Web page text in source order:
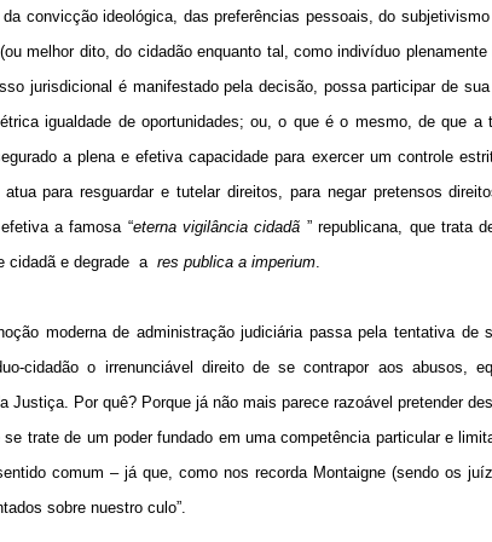
convicção ideológica, das preferências pessoais, do
melhor dito, do cidadão enquanto tal, como indivíduo plenamente
jurisdicional é manifestado pela decisão, possa participar de
igualdade de oportunidades; ou, o que é o mesmo, de que a
a plena e efetiva capacidade para exercer um controle
para resguardar e tutelar direitos, para negar pretensos
a famosa “eterna vigilância cidadã ” republicana, que trata
cidadã e degrade a res publica a imperium
moderna de administração judiciária passa pela tentativa de
cidadão o irrenunciável direito de se contrapor aos abusos,
Por quê? Porque já não mais parece razoável pretender
trate de um poder fundado em uma competência particular e
comum – já que, como nos recorda Montaigne (sendo os
sobre nuestro culo”.